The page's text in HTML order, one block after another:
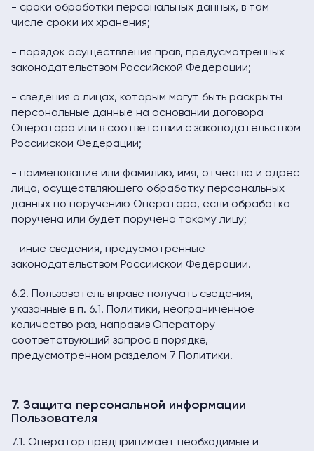
- сроки обработки персональных данных, в том
числе сроки их хранения;
- порядок осуществления прав, предусмотренных
законодательством Российской Федерации;
- сведения о лицах, которым могут быть раскрыты
персональные данные на основании договора
Оператора или в соответствии с законодательством
Российской Федерации;
- наименование или фамилию, имя, отчество и адрес
лица, осуществляющего обработку персональных
данных по поручению Оператора, если обработка
поручена или будет поручена такому лицу;
- иные сведения, предусмотренные
законодательством Российской Федерации.
6.2. Пользователь вправе получать сведения,
указанные в п. 6.1. Политики, неограниченное
количество раз, направив Оператору
соответствующий запрос в порядке,
предусмотренном разделом 7 Политики.
7. Защита персональной информации
Пользователя
7.1. Оператор предпринимает необходимые и